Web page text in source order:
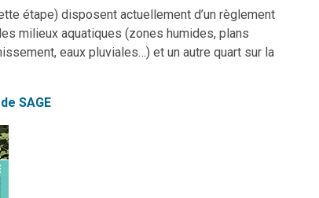
étape) disposent actuellement d’un règlement
milieux aquatiques (zones humides, plans
eaux pluviales…) et un autre quart sur la
SAGE